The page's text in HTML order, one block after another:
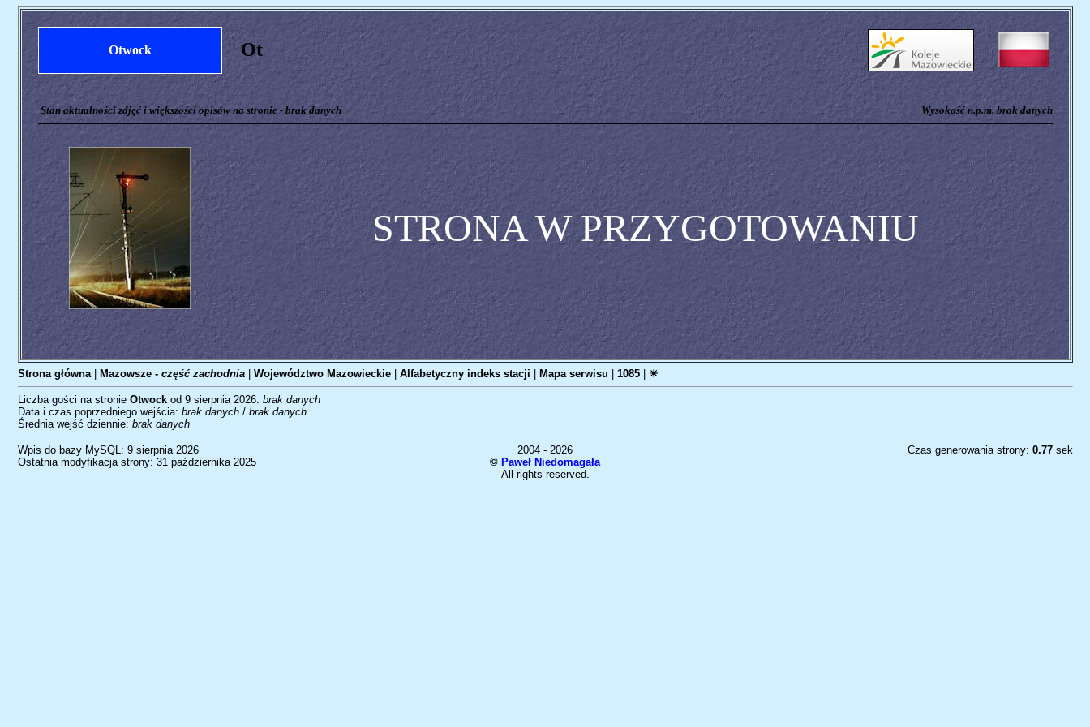
Otwock Ot
Stan aktualności zdjęć i większości opisów na stronie - brak danych Wysokość n.p.m. brak danych
STRONA W PRZYGOTOWANIU
Strona główna| Mazowsze - część zachodnia| Województwo Mazowieckie| Alfabetyczny indeks stacji Mapa serwisu 1085| ☀
Liczba gości na stronie Otwockod 9 sierpnia 2026: brak danych
Data i czas poprzedniego wejścia: brak danych/ brak danych
Średnia wejść dziennie: brak danych
Wpis do bazy MySQL: 9 sierpnia 2026
Ostatnia modyfikacja strony: 31 października 2025
2004 - 2026
© Paweł Niedomagała
All rights reserved.
Czas generowania strony: 0.77sek